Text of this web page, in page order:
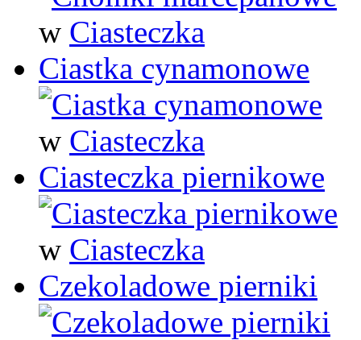
w Ciasteczka
Ciastka cynamonowe
w Ciasteczka
Ciasteczka piernikowe
w Ciasteczka
Czekoladowe pierniki